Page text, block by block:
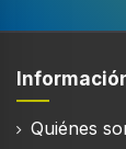
Quiénes